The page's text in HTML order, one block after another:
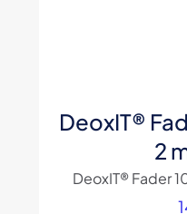
DeoxIT®
2
DeoxIT® Fader